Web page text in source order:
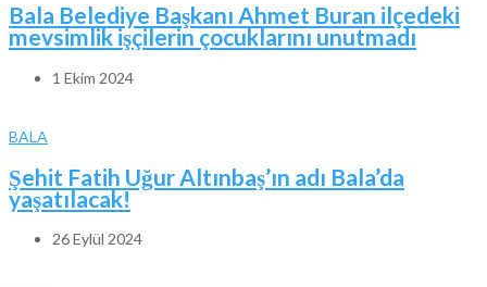
Bala Belediye Başkanı Ahmet Buran ilçedeki
mevsimlik işçilerin çocuklarını unutmadı
1 Ekim 2024
BALA
Şehit Fatih Uğur Altınbaş’ın adı Bala’da
yaşatılacak!
26 Eylül 2024